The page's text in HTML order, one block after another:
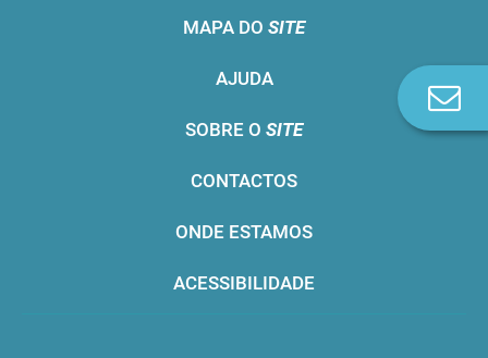
MAPA DO SITE
AJUDA
SOBRE O SITE
CONTACTOS
ONDE ESTAMOS
ACESSIBILIDADE